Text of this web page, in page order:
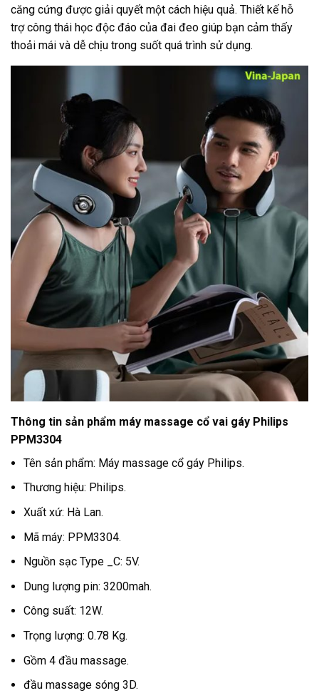
căng cứng được giải quyết một cách hiệu quả. Thiết kế hỗ
trợ công thái học độc đáo của đai đeo giúp bạn cảm thấy
thoải mái và dễ chịu trong suốt quá trình sử dụng.
Thông tin sản phẩm máy massage cổ vai gáy Philips
PPM3304
Tên sản phẩm: Máy massage cổ gáy Philips.
Thương hiệu: Philips.
Xuất xứ: Hà Lan.
Mã máy: PPM3304.
Nguồn sạc Type _C: 5V.
Dung lượng pin: 3200mah.
Công suất: 12W.
Trọng lượng: 0.78 Kg.
Gồm 4 đầu massage.
đầu massage sóng 3D.